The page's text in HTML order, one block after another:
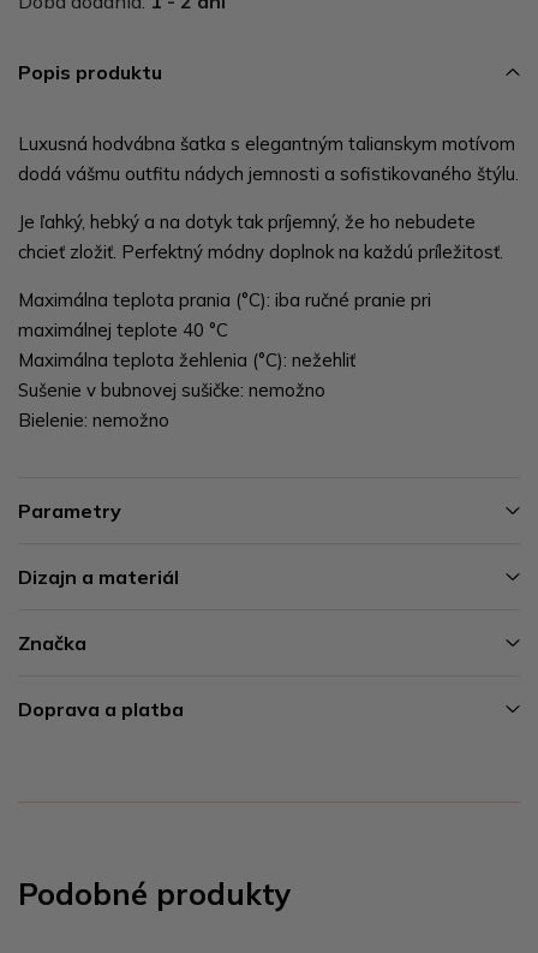
Popis produktu
Luxusná hodvábna šatka s elegantným talianskym motívom
dodá vášmu outfitu nádych jemnosti a sofistikovaného štýlu.
Je ľahký, hebký a na dotyk tak príjemný, že ho nebudete
chcieť zložiť. Perfektný módny doplnok na každú príležitosť.
Maximálna teplota prania (°C): iba ručné pranie pri
maximálnej teplote 40 °C
Maximálna teplota žehlenia (°C): nežehliť
Sušenie v bubnovej sušičke: nemožno
Bielenie: nemožno
Parametry
Dizajn a materiál
Značka
Doprava a platba
Podobné produkty